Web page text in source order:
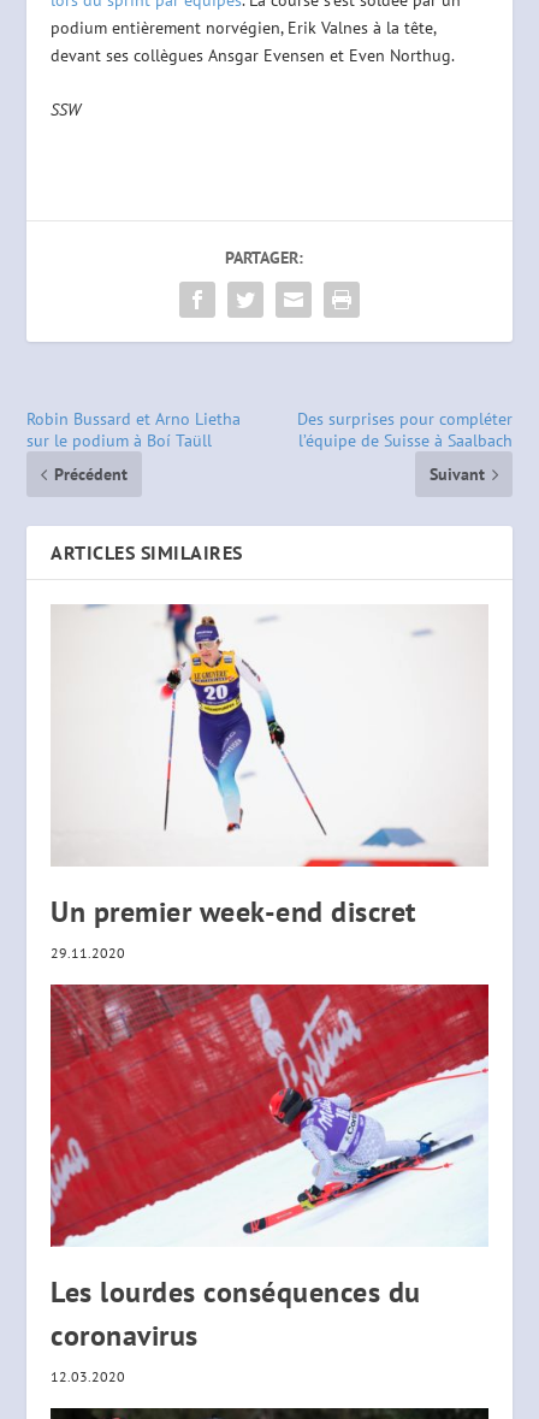
podium entièrement norvégien, Erik Valnes à la tête,
devant ses collègues Ansgar Evensen et Even Northug.
SSW
PARTAGER:
Robin Bussard et Arno Lietha
sur le podium à Boí Taüll
Précédent
Des surprises pour compléter
l’équipe de Suisse à Saalbach
Suivant
ARTICLES SIMILAIRES
Un premier week-end discret
29.11.2020
Les lourdes conséquences du
coronavirus
12.03.2020